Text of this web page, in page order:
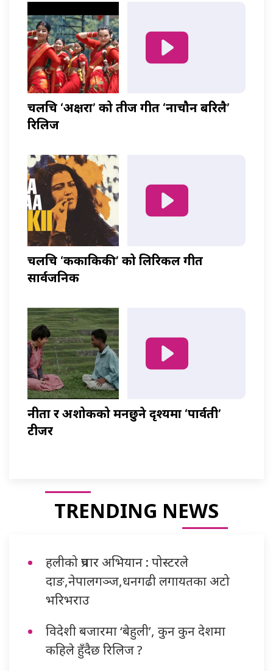
चलचित्र ‘अक्षरा’ को तीज गीत ‘नाचौन बरिलै’
रिलिज
चलचित्र ‘ककाकिकी’ को लिरिकल गीत
सार्वजनिक
नीता र अशोकको मनछुने दृश्यमा ‘पार्वती’
टीजर
TRENDING NEWS
हलीको प्रचार अभियान : पोस्टरले
दाङ,नेपालगञ्ज,धनगढी लगायतका अटो
भरिभराउ
विदेशी बजारमा ‘बेहुली’, कुन कुन देशमा
कहिले हुँदैछ रिलिज ?